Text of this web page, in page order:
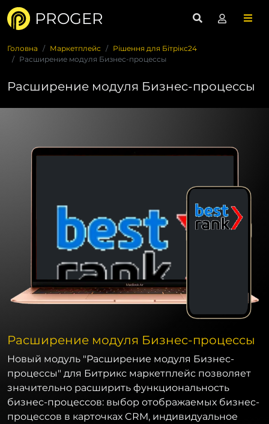
PROGER
Головна Маркетплейс
Рішення для Бітрікс24
Расширение модуля Бизнес-процессы
Расширение модуля Бизнес-процессы
Расширение модуля Бизнес-процессы
Новый модуль "Расширение модуля Бизнес-
процессы" для Битрикс маркетплейс позволяет
значительно расширить функциональность
бизнес-процессов: выбор отображаемых бизнес-
процессов в карточках CRM, индивидуальное